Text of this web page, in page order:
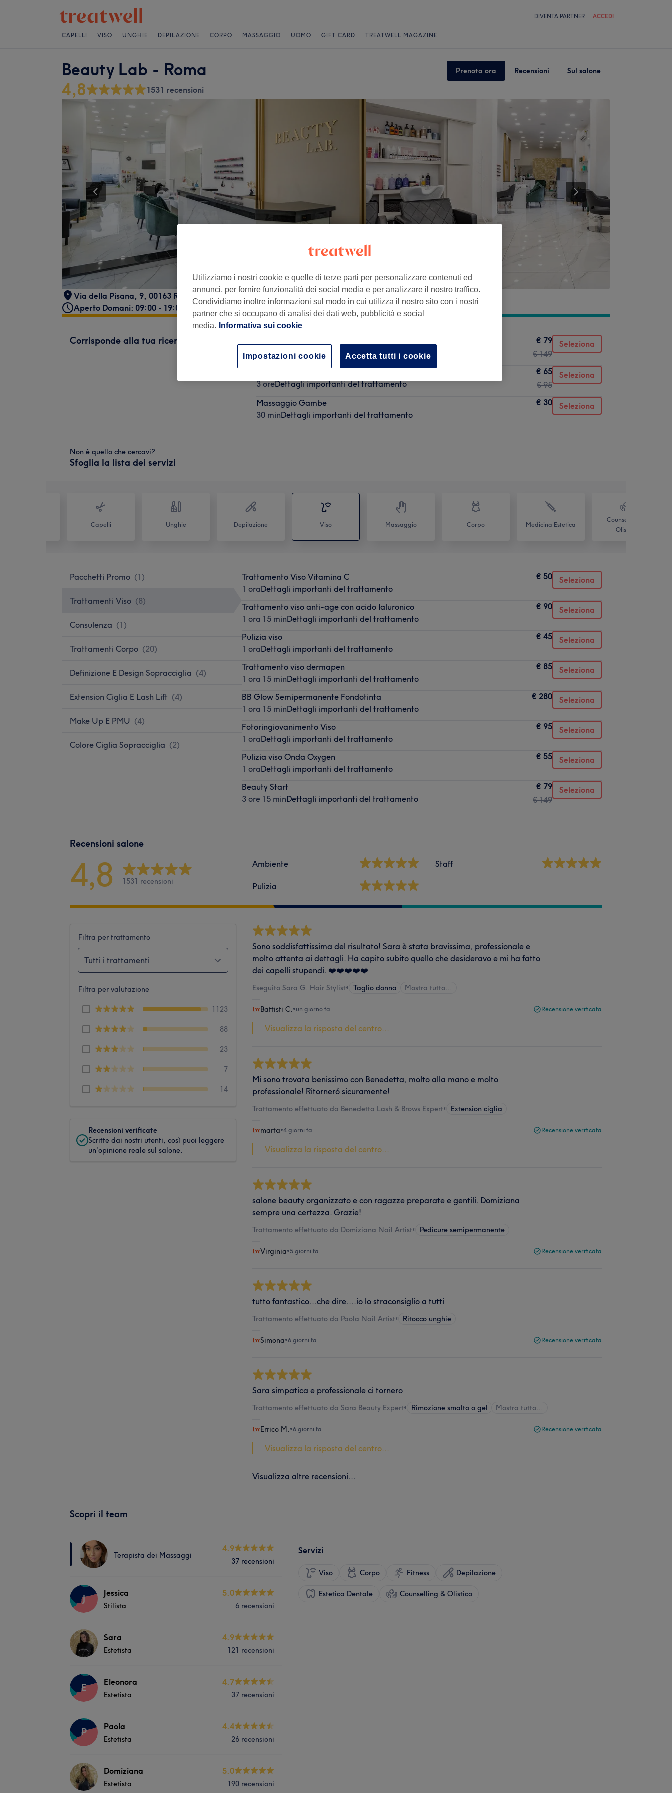
DIVENTA PARTNER ACCEDI
CAPELLI VISO UNGHIE DEPILAZIONE CORPO MASSAGGIO UOMO GIFT CARD TREATWELL MAGAZINE
Beauty Lab - Roma Prenota ora Recensioni Sul salone
4,8 1531 recensioni
Via della Pisana, 9, 00163 Roma RM, Italia
Aperto Domani: 09:00 - 19:00
Corrisponde alla tua ricerca
3 ore 15 minDettagli importanti del trattamento
€ 79
€ 149
Seleziona
Colore + Piega - Massaggio Cranio-Cervicale-Viso
3 oreDettagli importanti del trattamento
€ 65
€ 95
Seleziona
Massaggio Gambe
30 minDettagli importanti del trattamento
€ 30 Seleziona
Non è quello che cercavi?
Sfoglia la lista dei servizi
Capelli Unghie Depilazione Viso Massaggio Corpo Medicina Estetica
Counselling &
Olistico
Pacchetti Promo (1)
Trattamenti Viso (8)
Consulenza (1)
Trattamenti Corpo (20)
Definizione E Design Sopracciglia (4)
Extension Ciglia E Lash Lift (4)
Make Up E PMU (4)
Colore Ciglia Sopracciglia (2)
Trattamento Viso Vitamina C
1 oraDettagli importanti del trattamento
€ 50 Seleziona
Trattamento viso anti-age con acido Ialuronico
1 ora 15 minDettagli importanti del trattamento
€ 90 Seleziona
Pulizia viso
1 oraDettagli importanti del trattamento
€ 45 Seleziona
Trattamento viso dermapen
1 ora 15 minDettagli importanti del trattamento
€ 85 Seleziona
BB Glow Semipermanente Fondotinta
1 ora 15 minDettagli importanti del trattamento
€ 280 Seleziona
Fotoringiovanimento Viso
1 oraDettagli importanti del trattamento
€ 95 Seleziona
Pulizia viso Onda Oxygen
1 oraDettagli importanti del trattamento
€ 55 Seleziona
Beauty Start
3 ore 15 minDettagli importanti del trattamento
€ 79
€ 149
Seleziona
Recensioni salone
4,8 1531 recensioni
Ambiente
Pulizia
Staff
Filtra per trattamento
Tutti i trattamenti
Filtra per valutazione
1123
88
23
7
14
Recensioni verificate
Scritte dai nostri utenti, così puoi leggere
un'opinione reale sul salone.
Sono soddisfattissima del risultato! Sara è stata bravissima, professionale e
molto attenta ai dettagli. Ha capito subito quello che desideravo e mi ha fatto
dei capelli stupendi. ❤️❤️❤️❤️❤️
Eseguito Sara G. Hair Stylist• Taglio donna Mostra tutto…
Battisti C. •un giorno fa Recensione verificata
Visualizza la risposta del centro...
Mi sono trovata benissimo con Benedetta, molto alla mano e molto
professionale! Ritorneró sicuramente!
Trattamento effettuato da Benedetta Lash & Brows Expert• Extension ciglia
marta•4 giorni fa Recensione verificata
Visualizza la risposta del centro...
salone beauty organizzato e con ragazze preparate e gentili. Domiziana
sempre una certezza. Grazie!
Trattamento effettuato da Domiziana Nail Artist• Pedicure semipermanente
Virginia•5 giorni fa Recensione verificata
tutto fantastico...che dire....io lo straconsiglio a tutti
Trattamento effettuato da Paola Nail Artist• Ritocco unghie
Simona•6 giorni fa Recensione verificata
Sara simpatica e professionale ci tornero
Trattamento effettuato da Sara Beauty Expert• Rimozione smalto o gel Mostra tutto…
Errico M. •6 giorni fa Recensione verificata
Visualizza la risposta del centro...
Visualizza altre recensioni...
Scopri il team
Terapista dei Massaggi
4.9
37 recensioni
J Jessica
Stilista
5.0
6 recensioni
Sara
Estetista
4.9
121 recensioni
E Eleonora
Estetista
4.7
37 recensioni
P Paola
Estetista
4.4
26 recensioni
Domiziana
Estetista
5.0
190 recensioni
Servizi
Viso Corpo Fitness Depilazione
Estetica Dentale Counselling & Olistico
Utilizziamo i nostri cookie e quelle di terze parti per personalizzare contenuti ed
annunci, per fornire funzionalità dei social media e per analizzare il nostro traffico.
Condividiamo inoltre informazioni sul modo in cui utilizza il nostro sito con i nostri
partner che si occupano di analisi dei dati web, pubblicità e social
media.
Informativa sui cookie
Accetta tutti i cookie
Impostazioni cookie